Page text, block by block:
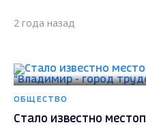
2 года назад
ОБЩЕСТВО
Стало известно